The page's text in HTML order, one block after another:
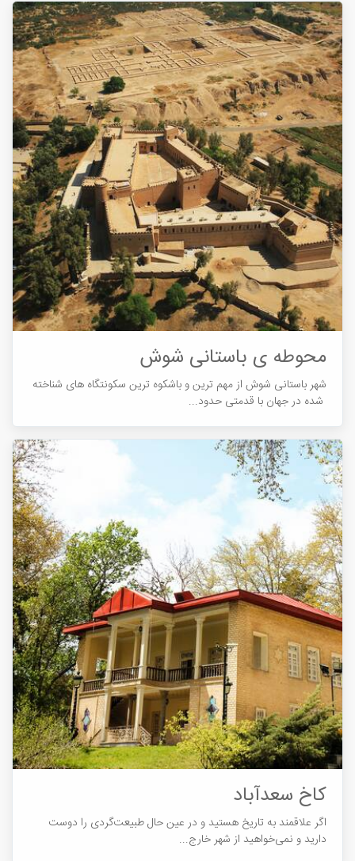
محوطه ی باستانی شوش
شهر باستانی شوش از مهم ترین و باشکوه ترین سکونتگاه های شناخته
شده در جهان با قدمتی حدود...
کاخ سعدآباد
اگر علاقمند به تاریخ هستید و در عین حال طبیعت‌گردی را دوست
دارید و نمی‌خواهید از شهر خارج...